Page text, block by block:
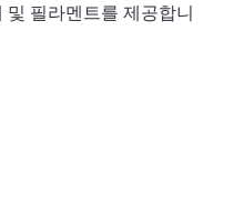
필라멘트를 제공합니